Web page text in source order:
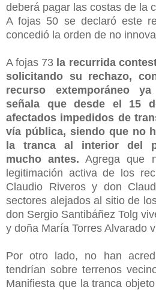
deberá pagar las costas de la
A fojas 50 se declaró este
concedió la orden de no
A fojas 73 la recurrida
solicitando su rechazo,
recurso extemporáneo
señala que desde el 15
afectados impedidos de
vía pública, siendo que no
la tranca al interior del
mucho antes. Agrega que
legitimación activa de los
Claudio Riveros y don
sectores alejados al sitio de
don Sergio Santibáñez Tolg
y doña María Torres Alvarado
Por otro lado, no han
tendrían sobre terrenos
Manifiesta que la tranca